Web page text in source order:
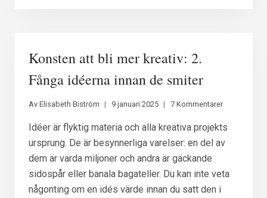
TJUVSTART!
Konsten att bli mer kreativ: 2.
Fånga idéerna innan de smiter
Av Elisabeth Biström 9 januari 2025 7 Kommentarer
Idéer är flyktig materia och alla kreativa projekts
ursprung. De är besynnerliga varelser: en del av
dem är värda miljoner och andra är gäckande
sidospår eller banala bagateller. Du kan inte veta
någonting om en idés värde innan du satt den i